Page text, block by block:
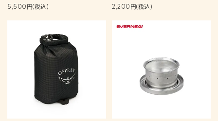
5,500円(税込)
2,200円(税込)